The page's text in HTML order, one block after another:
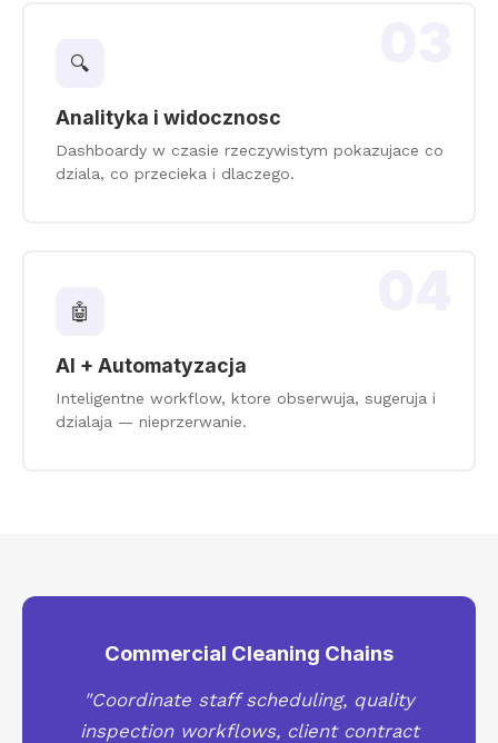
🔍
Analityka i widocznosc
Dashboardy w czasie rzeczywistym pokazujace co
dziala, co przecieka i dlaczego.
🤖
AI + Automatyzacja
Inteligentne workflow, ktore obserwuja, sugeruja i
dzialaja — nieprzerwanie.
Commercial Cleaning Chains
"Coordinate staff scheduling, quality
inspection workflows, client contract